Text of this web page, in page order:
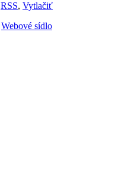
RSS, Vytlačiť
Webové sídlo